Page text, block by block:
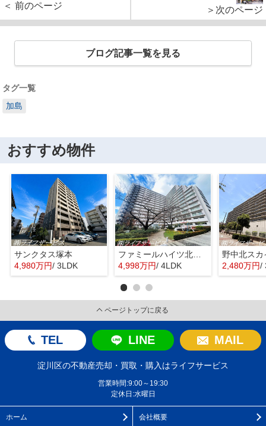
＜ 前のページ
＞次のページ
ブログ記事一覧を見る
タグ一覧
加島
おすすめ物件
サンクタス塚本
4,980万円/ 3LDK
ファミールハイツ北大阪４号棟
4,998万円/ 4LDK
野中北スカ
2,480万円/
ページトップに戻る
TEL LINE MAIL
淀川区の不動産売却・買取・購入はライフサービス
営業時間:9:00～19:30
定休日:水曜日
ホーム 会社概要